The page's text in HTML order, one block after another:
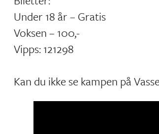
Under 18 år – Gratis
Voksen – 100,-
Vipps: 121298
Kan du ikke se kampen på